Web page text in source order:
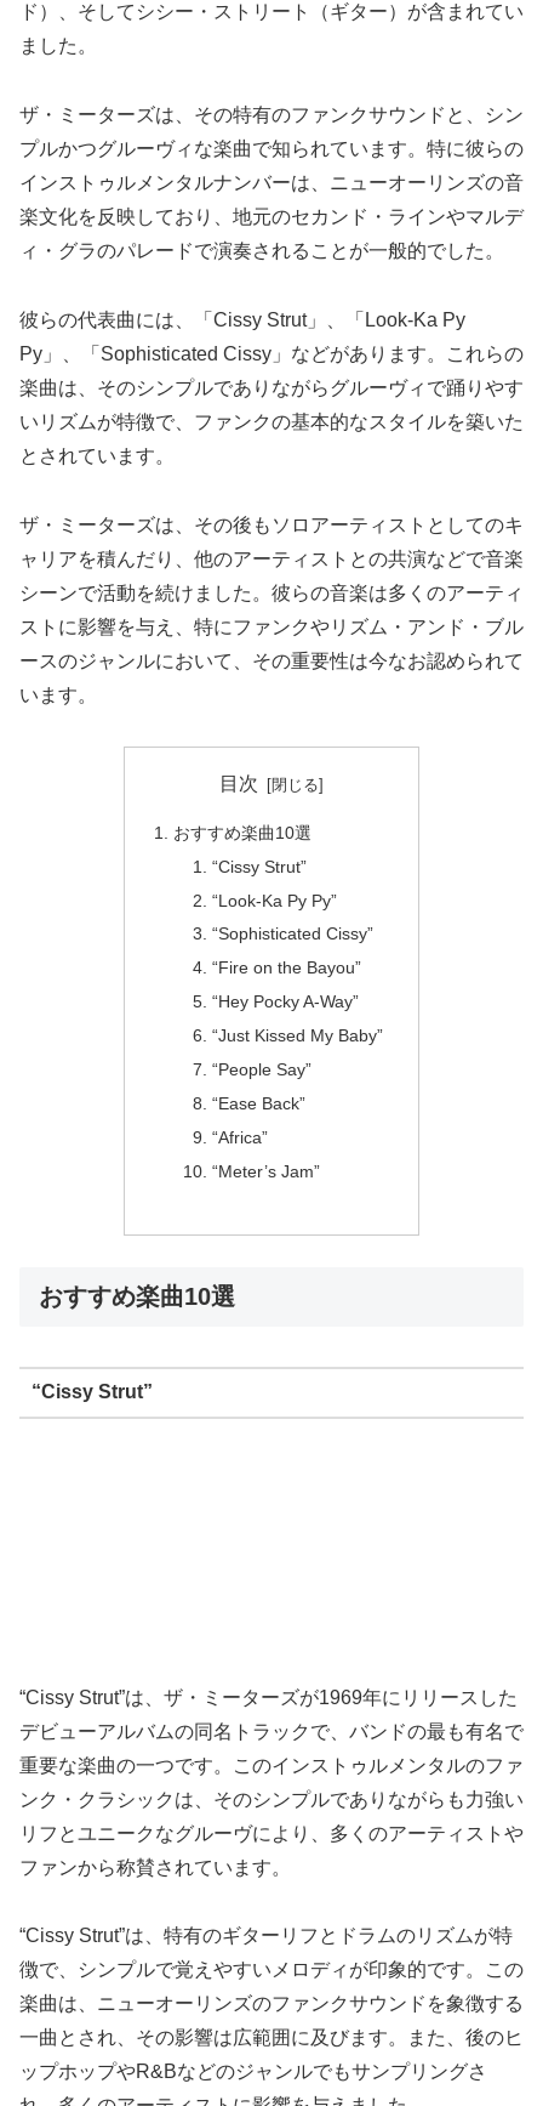
ド）、そしてシシー・ストリート（ギター）が含まれてい
ました。
ザ・ミーターズは、その特有のファンクサウンドと、シン
プルかつグルーヴィな楽曲で知られています。特に彼らの
インストゥルメンタルナンバーは、ニューオーリンズの音
楽文化を反映しており、地元のセカンド・ラインやマルデ
ィ・グラのパレードで演奏されることが一般的でした。
彼らの代表曲には、「Cissy Strut」、「Look-Ka Py
Py」、「Sophisticated Cissy」などがあります。これらの
楽曲は、そのシンプルでありながらグルーヴィで踊りやす
いリズムが特徴で、ファンクの基本的なスタイルを築いた
とされています。
ザ・ミーターズは、その後もソロアーティストとしてのキ
ャリアを積んだり、他のアーティストとの共演などで音楽
シーンで活動を続けました。彼らの音楽は多くのアーティ
ストに影響を与え、特にファンクやリズム・アンド・ブル
ースのジャンルにおいて、その重要性は今なお認められて
います。
目次
おすすめ楽曲10選
“Cissy Strut”
“Look-Ka Py Py”
“Sophisticated Cissy”
“Fire on the Bayou”
“Hey Pocky A-Way”
“Just Kissed My Baby”
“People Say”
“Ease Back”
“Africa”
“Meter’s Jam”
おすすめ楽曲10選
“Cissy Strut”
“Cissy Strut”は、ザ・ミーターズが1969年にリリースした
デビューアルバムの同名トラックで、バンドの最も有名で
重要な楽曲の一つです。このインストゥルメンタルのファ
ンク・クラシックは、そのシンプルでありながらも力強い
リフとユニークなグルーヴにより、多くのアーティストや
ファンから称賛されています。
“Cissy Strut”は、特有のギターリフとドラムのリズムが特
徴で、シンプルで覚えやすいメロディが印象的です。この
楽曲は、ニューオーリンズのファンクサウンドを象徴する
一曲とされ、その影響は広範囲に及びます。また、後のヒ
ップホップやR&Bなどのジャンルでもサンプリングさ